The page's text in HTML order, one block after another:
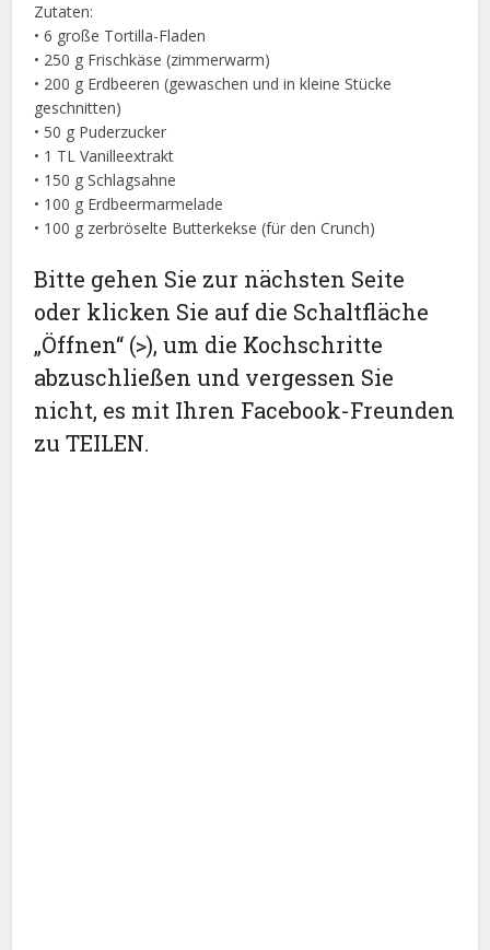
Zutaten:
• 6 große Tortilla-Fladen
• 250 g Frischkäse (zimmerwarm)
• 200 g Erdbeeren (gewaschen und in kleine Stücke
geschnitten)
• 50 g Puderzucker
• 1 TL Vanilleextrakt
• 150 g Schlagsahne
• 100 g Erdbeermarmelade
• 100 g zerbröselte Butterkekse (für den Crunch)
Bitte gehen Sie zur nächsten Seite
oder klicken Sie auf die Schaltfläche
„Öffnen“ (>), um die Kochschritte
abzuschließen und vergessen Sie
nicht, es mit Ihren Facebook-Freunden
zu TEILEN.